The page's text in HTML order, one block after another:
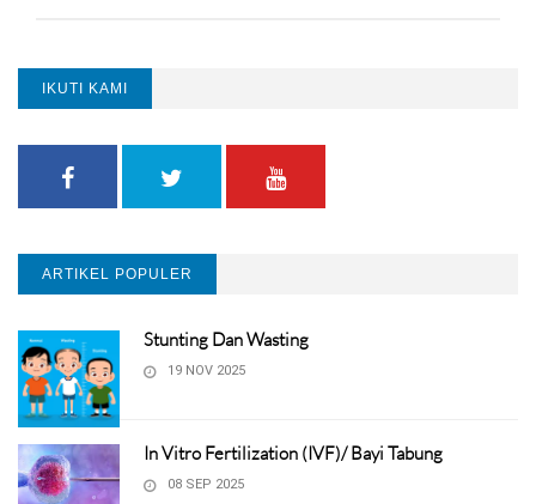
IKUTI KAMI
ARTIKEL POPULER
Stunting Dan Wasting
19 NOV 2025
In Vitro Fertilization (IVF)/ Bayi Tabung
08 SEP 2025